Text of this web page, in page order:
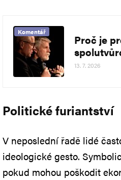
Komentář
Proč je
13. 7. 2026
Politické furiantství
V neposlední řadě lidé
ideologické gesto.
pokud mohou poškodit